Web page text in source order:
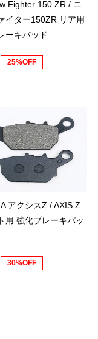
Fighter 150 ZR / ニ
イター150ZR リア用
ーキパッド
25%OFF
アクシスZ / AXIS Z
用 強化ブレーキパッ
30%OFF